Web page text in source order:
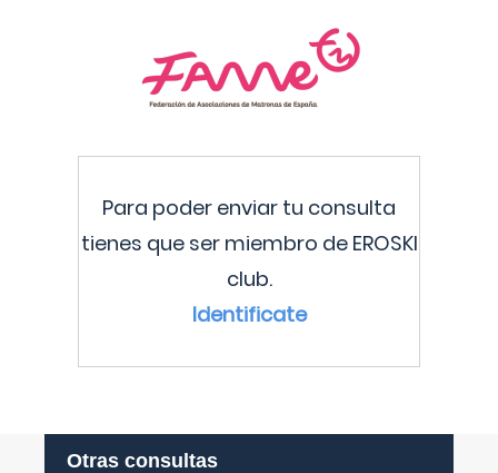
Para poder enviar tu consulta
tienes que ser miembro de EROSKI
club.
Identificate
Otras consultas